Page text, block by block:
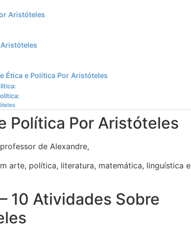
Aristóteles
Ética e Política Por Aristóteles
Política Por Aristóteles
de Alexandre,
arte, política, literatura, matemática, linguística e
– 10 Atividades Sobre